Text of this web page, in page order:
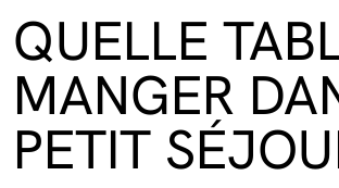
QUELLE
MANGER
PETIT